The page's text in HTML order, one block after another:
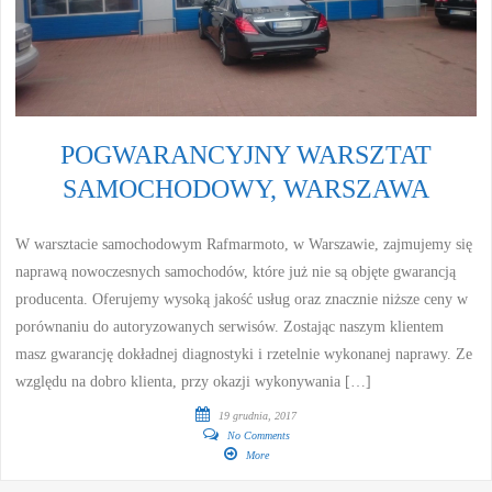
POGWARANCYJNY WARSZTAT
SAMOCHODOWY, WARSZAWA
W warsztacie samochodowym Rafmarmoto, w Warszawie, zajmujemy się
naprawą nowoczesnych samochodów, które już nie są objęte gwarancją
producenta. Oferujemy wysoką jakość usług oraz znacznie niższe ceny w
porównaniu do autoryzowanych serwisów. Zostając naszym klientem
masz gwarancję dokładnej diagnostyki i rzetelnie wykonanej naprawy. Ze
względu na dobro klienta, przy okazji wykonywania […]
19 grudnia, 2017
No Comments
More